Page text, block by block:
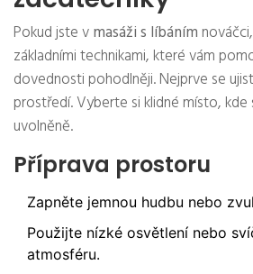
Pokud jste vmasáži s líbáním
základními technikami, které vám
dovednosti pohodlněji. Nejprve se
prostředí. Vyberte si klidné místo,
uvolněně.
Příprava prostoru
Zapněte jemnou hudbu nebo
Použijte nízké osvětlení nebo
atmosféru.